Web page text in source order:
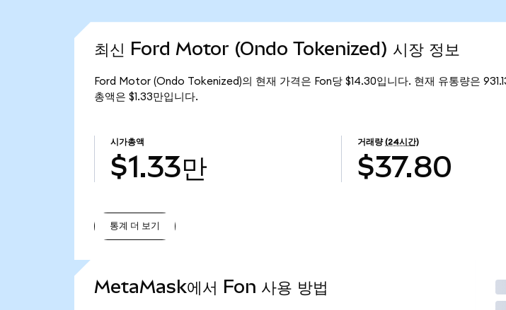
최신 Ford Motor (Ondo Tokenized) 시장 정보
Ford Motor (Ondo Tokenized)의 현재 가격은 Fon당 $14.30입니다. 현재 유통량은
총액은 $1.33만입니다.
시가총액
$1.33만
거래량 (24시간)
$37.80
통계 더 보기
MetaMask에서 Fon 사용 방법